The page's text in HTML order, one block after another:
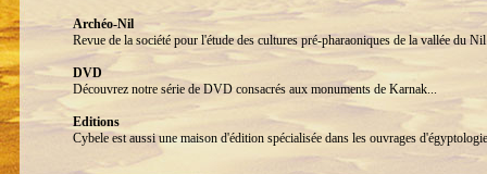
Archéo-Nil
Revue de la société pour l'étude des cultures pré-pharaoniques de la vallée du
DVD
Découvrez notre série de DVD consacrés aux monuments de Karnak...
Editions
Cybele est aussi une maison d'édition spécialisée dans les ouvrages